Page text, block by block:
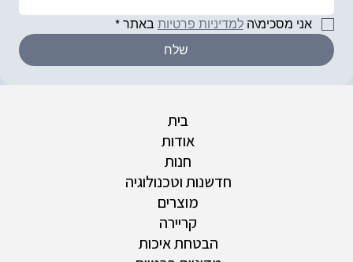
אני מסכימ\ה למדיניות פרטיות באתר *
שלח
בית
אודות
חנות
חדשנות וטכנולוגיה
מוצרים
קריירה
הבטחת איכות